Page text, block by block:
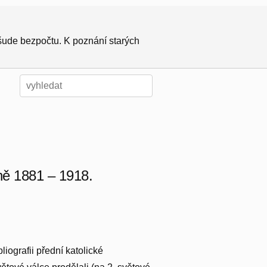
bezpočtu. K poznání starých
1881 – 1918.
přední katolické